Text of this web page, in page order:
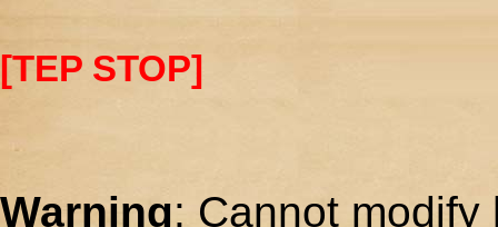
[TEP STOP]
Warning: Cannot